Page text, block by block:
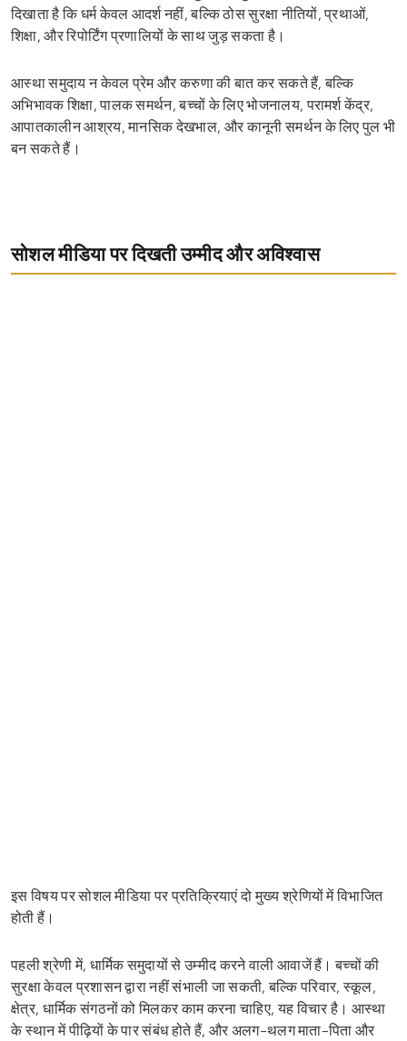
दिखाता है कि धर्म केवल आदर्श नहीं, बल्कि ठोस सुरक्षा नीतियों, प्रथाओं,
शिक्षा, और रिपोर्टिंग प्रणालियों के साथ जुड़ सकता है।
आस्था समुदाय न केवल प्रेम और करुणा की बात कर सकते हैं, बल्कि
अभिभावक शिक्षा, पालक समर्थन, बच्चों के लिए भोजनालय, परामर्श केंद्र,
आपातकालीन आश्रय, मानसिक देखभाल, और कानूनी समर्थन के लिए पुल भी
बन सकते हैं।
सोशल मीडिया पर दिखती उम्मीद और अविश्वास
इस विषय पर सोशल मीडिया पर प्रतिक्रियाएं दो मुख्य श्रेणियों में विभाजित
होती हैं।
पहली श्रेणी में, धार्मिक समुदायों से उम्मीद करने वाली आवाजें हैं। बच्चों की
सुरक्षा केवल प्रशासन द्वारा नहीं संभाली जा सकती, बल्कि परिवार, स्कूल,
क्षेत्र, धार्मिक संगठनों को मिलकर काम करना चाहिए, यह विचार है। आस्था
के स्थान में पीढ़ियों के पार संबंध होते हैं, और अलग-थलग माता-पिता और